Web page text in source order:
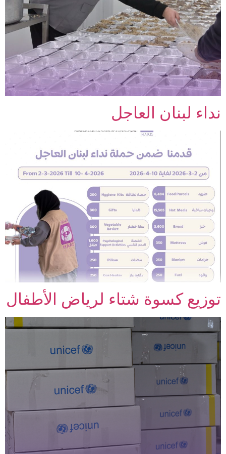
نداء لبنان العاجل
توزيع كسوة شتاء لرياض الأطفال